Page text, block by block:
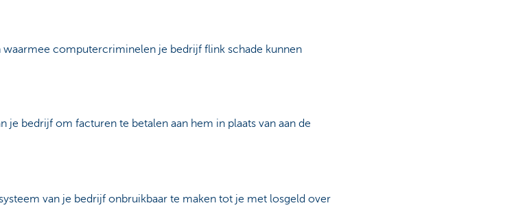
waarmee computercriminelen je bedrijf flink schade kunnen
bedrijf om facturen te betalen aan hem in plaats van aan de
van je bedrijf onbruikbaar te maken tot je met losgeld over